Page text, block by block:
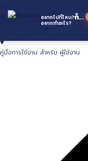
อยากไปที่ไหน?
อยากทำอะไร?
ก็...
วิธีชำระเงิน
คู่มือการใช้งาน สำหรับ ผู้ใช้งาน